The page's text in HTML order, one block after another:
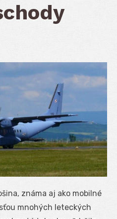
známa aj ako mobilné
mnohých leteckých